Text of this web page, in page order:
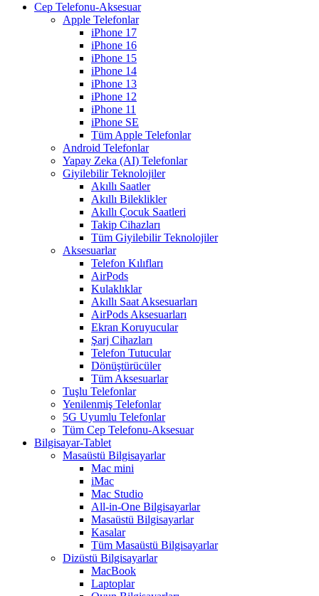
Cep Telefonu-Aksesuar
Apple Telefonlar
iPhone 17
iPhone 16
iPhone 15
iPhone 14
iPhone 13
iPhone 12
iPhone 11
iPhone SE
Tüm Apple Telefonlar
Android Telefonlar
Yapay Zeka (AI) Telefonlar
Giyilebilir Teknolojiler
Akıllı Saatler
Akıllı Bileklikler
Akıllı Çocuk Saatleri
Takip Cihazları
Tüm Giyilebilir Teknolojiler
Aksesuarlar
Telefon Kılıfları
AirPods
Kulaklıklar
Akıllı Saat Aksesuarları
AirPods Aksesuarları
Ekran Koruyucular
Şarj Cihazları
Telefon Tutucular
Dönüştürücüler
Tüm Aksesuarlar
Tuşlu Telefonlar
Yenilenmiş Telefonlar
5G Uyumlu Telefonlar
Tüm Cep Telefonu-Aksesuar
Bilgisayar-Tablet
Masaüstü Bilgisayarlar
Mac mini
iMac
Mac Studio
All-in-One Bilgisayarlar
Masaüstü Bilgisayarlar
Kasalar
Tüm Masaüstü Bilgisayarlar
Dizüstü Bilgisayarlar
MacBook
Laptoplar